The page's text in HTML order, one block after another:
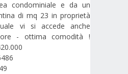
condominiale e da un
di mq 23 in proprietà
vi si accede anche
- ottima comodità !